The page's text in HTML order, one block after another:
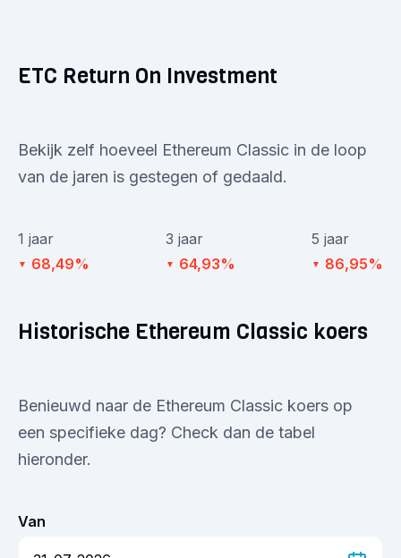
ETC Return On Investment
Bekijk zelf hoeveel Ethereum Classic in de loop
van de jaren is gestegen of gedaald.
1 jaar
▼ 68,49%
3 jaar
▼ 64,93%
5 jaar
▼ 86,95%
Historische Ethereum Classic koers
Benieuwd naar de Ethereum Classic koers op
een specifieke dag? Check dan de tabel
hieronder.
Van